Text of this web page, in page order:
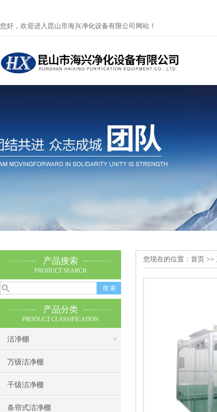
您好，欢迎进入昆山市海兴净化设备有限公司网站！
产品搜索
PRODUCT SEARCH
产品分类
PRODUCT CLASSIFICATION
洁净棚
万级洁净棚
千级洁净棚
条帘式洁净棚
您现在的位置： 首页 >>